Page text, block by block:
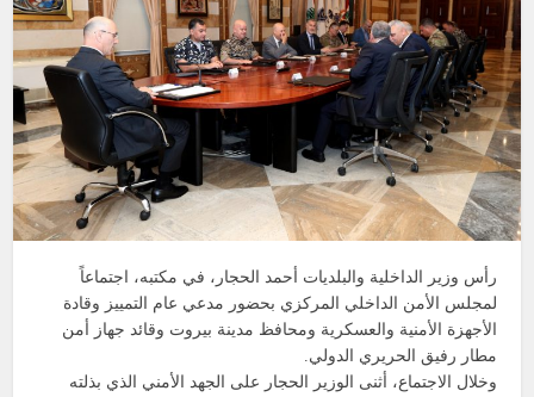
رأس وزير الداخلية والبلديات أحمد الحجار، في مكتبه، اجتماعاً
لمجلس الأمن الداخلي المركزي بحضور مدعي عام التمييز وقادة
الأجهزة الأمنية والعسكرية ومحافظ مدينة بيروت وقائد جهاز أمن
مطار رفيق الحريري الدولي.
وخلال الاجتماع، أثنى الوزير الحجار على الجهد الأمني الذي بذلته